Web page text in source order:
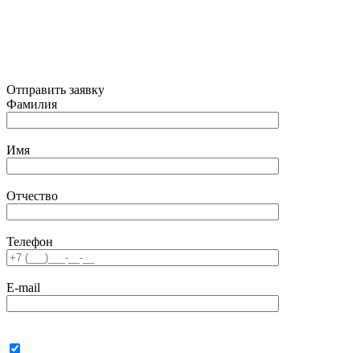
Отправить заявку
Фамилия
Имя
Отчество
Телефон
E-mail